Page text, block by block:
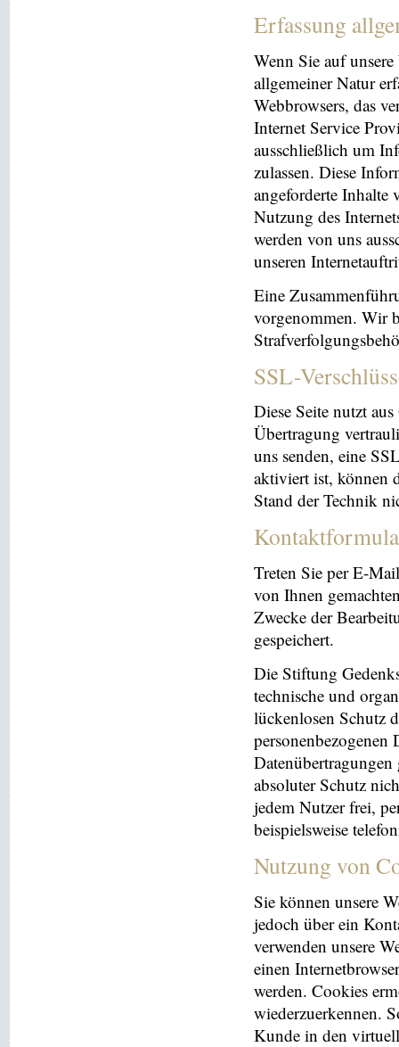
Erfassung
Wenn Sie auf
allgemeiner Natur
Webbrowsers, das
Internet Service
ausschließlich um
zulassen. Diese
angeforderte Inhalte
Nutzung des
werden von uns
unseren
Eine
vorgenommen. Wir
SSL-
Diese Seite nutzt
Übertragung
uns senden, eine
aktiviert ist, können
Stand der Technik
Treten Sie per E-
von Ihnen
Zwecke der
gespeichert.
Die Stiftung
technische und
lückenlosen Schutz
personenbezogenen
absoluter Schutz
jedem Nutzer frei,
beispielsweise
Nutzung von
Sie können unsere
jedoch über ein
verwenden unsere
einen
werden. Cookies
wiederzuerkennen.
Kunde in den